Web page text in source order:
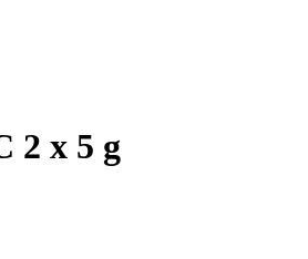
2 x 5 g